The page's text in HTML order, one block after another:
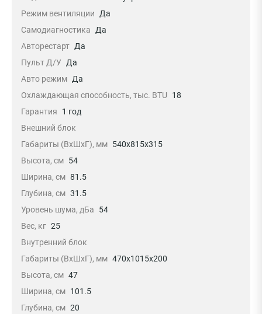
Режим вентиляции
Да
Самодиагностика
Да
Авторестарт Да
Пульт Д/У
Да
Авто режим Да
Охлаждающая способность, тыс. BTU
18
Гарантия
1 год
Внешний блок
Габариты (ВхШхГ), мм 540x815x315
Высота, см 54
Ширина, см 81.5
Глубина, см 31.5
Уровень шума, дБа
54
Вес, кг 25
Внутренний блок
Габариты (ВхШхГ), мм 470x1015x200
Высота, см 47
Ширина, см 101.5
Глубина, см 20